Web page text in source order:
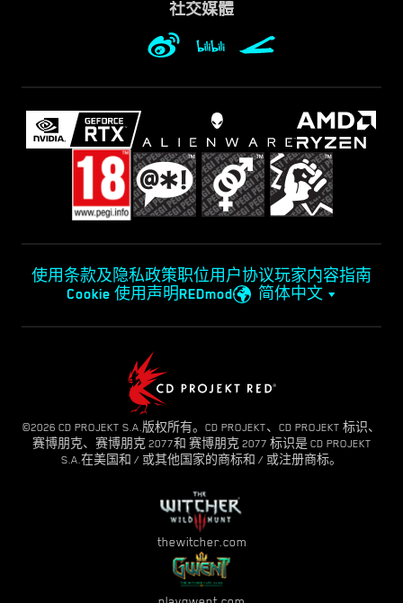
社交媒體
使用条款及隐私政策职位用户协议玩家内容指南
Cookie 使用声明REDmod 简体中文
©2026 CD PROJEKT S.A.版权所有。CD PROJEKT、CD PROJEKT 标识、
赛博朋克、赛博朋克 2077和 赛博朋克 2077 标识是 CD PROJEKT
S.A.在美国和 / 或其他国家的商标和 / 或注册商标。
thewitcher.com